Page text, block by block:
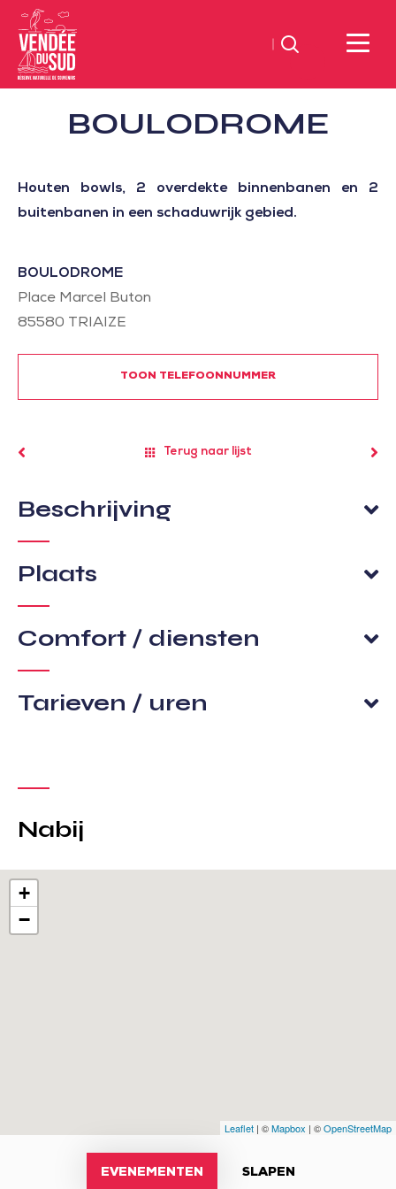
Sud
kantoor
Zoeken
BOULODROME
Houten bowls, 2 overdekte binnenbanen en 2
buitenbanen in een schaduwrijk gebied.
BOULODROME
Place Marcel Buton
85580 TRIAIZE
TOON TELEFOONNUMMER
Terug naar lijst
Beschrijving
Plaats
Comfort / diensten
Tarieven / uren
Nabij
+
−
Leaflet | ©Mapbox | ©OpenStreetMap
EVENEMENTEN SLAPEN